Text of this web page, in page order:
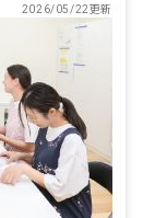
2026/05/22更新